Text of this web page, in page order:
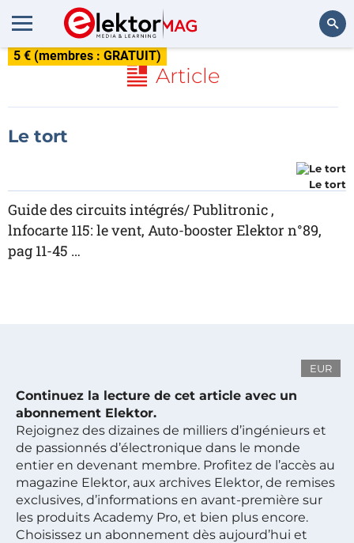
5 € (membres : GRATUIT)
Article
Le tort
Le tort
Guide des circuits intégrés/ Publitronic ,
lnfocarte 115: le vent, Auto-booster Elektor n°89,
pag 11-45 …
EUR
Continuez la lecture de cet article avec un
abonnement Elektor.
Rejoignez des dizaines de milliers d’ingénieurs et
de passionnés d’électronique dans le monde
entier en devenant membre. Profitez de l’accès au
magazine Elektor, aux archives Elektor, de remises
exclusives, d’informations en avant-première sur
les produits Academy Pro, et bien plus encore.
Choisissez un abonnement dès aujourd’hui et